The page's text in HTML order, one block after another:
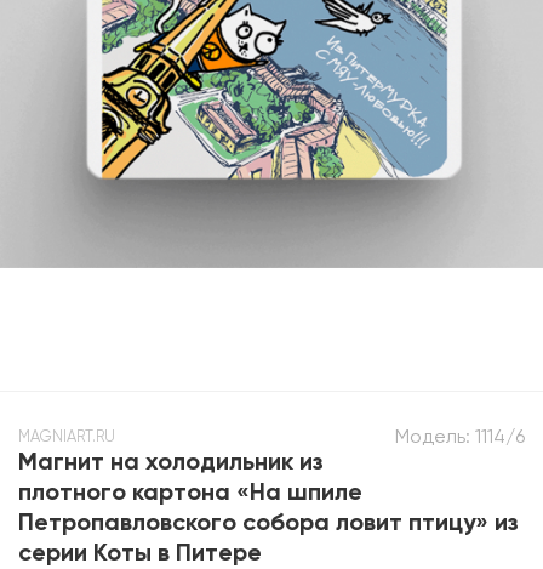
Модель: 1114/6
MAGNIART.RU
Магнит на холодильник из
плотного картона «На шпиле
Петропавловского собора ловит птицу» из
серии Коты в Питере